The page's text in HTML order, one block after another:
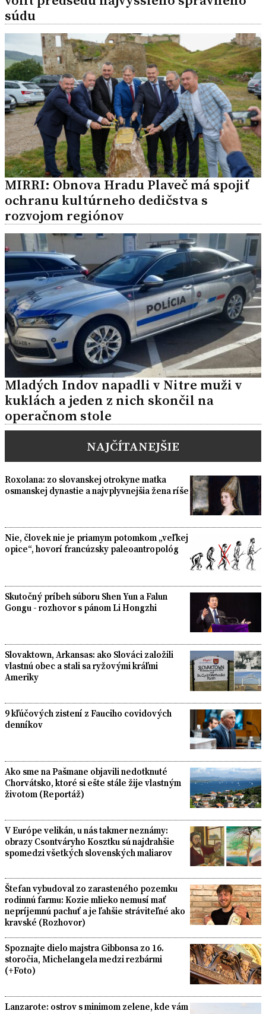
súdu
MIRRI: Obnova Hradu Plaveč má spojiť
ochranu kultúrneho dedičstva s
rozvojom regiónov
Mladých Indov napadli v Nitre muži v
kuklách a jeden z nich skončil na
operačnom stole
NAJČÍTANEJŠIE
Roxolana: zo slovanskej otrokyne matka
osmanskej dynastie a najvplyvnejšia žena ríše
Nie, človek nie je priamym potomkom „veľkej
opice“, hovorí francúzsky paleoantropológ
Skutočný príbeh súboru Shen Yun a Falun
Gongu - rozhovor s pánom Li Hongzhi
Slovaktown, Arkansas: ako Slováci založili
vlastnú obec a stali sa ryžovými kráľmi
Ameriky
9 kľúčových zistení z Fauciho covidových
denníkov
Ako sme na Pašmane objavili nedotknuté
Chorvátsko, ktoré si ešte stále žije vlastným
životom (Reportáž)
V Európe velikán, u nás takmer neznámy:
obrazy Csontváryho Kosztku sú najdrahšie
spomedzi všetkých slovenských maliarov
Štefan vybudoval zo zarasteného pozemku
rodinnú farmu: Kozie mlieko nemusí mať
nepríjemnú pachuť a je ľahšie stráviteľné ako
kravské (Rozhovor)
Spoznajte dielo majstra Gibbonsa zo 16.
storočia, Michelangela medzi rezbármi
(+Foto)
Lanzarote: ostrov s minimom zelene, kde vám